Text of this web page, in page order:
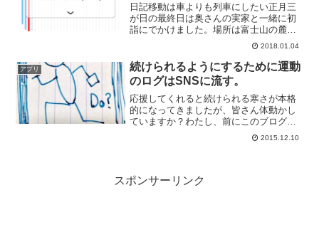
日記移動は車よりも列車にしたい正月三
が日の最終日は奥さんの実家と一緒に初
詣にでかけました。場所は富士山の麓、
浅間大社さんです。わたしが住む愛知か
らは休憩も含めて4時間ぐらいの旅になり
ます。車での移動でわたしは助手席に座
って奥さんが運転、のん...
2018.01.04
アプリ
続けられるようにするために運動
のログはSNSに流す。
応援してくれると続けられる寒さが本格
的になってきましたが、皆さん体動かし
ていますか？わたし、前にこのブログで
宣言しましたけどウォーキングを続けて
います。はじめてからこの週末でちょう
2015.12.10
スポンサーリンク